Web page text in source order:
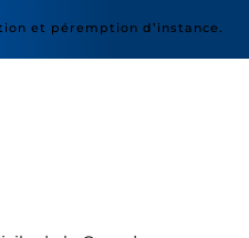
et péremption d’instance.